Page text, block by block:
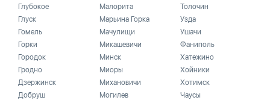
Глубокое
Глуск
Гомель
Горки
Городок
Гродно
Дзержинск
Добруш
Малорита
Марьина Горка
Мачулищи
Микашевичи
Минск
Миоры
Михановичи
Могилев
Толочин
Узда
Ушачи
Фаниполь
Хатежино
Хойники
Хотимск
Чаусы